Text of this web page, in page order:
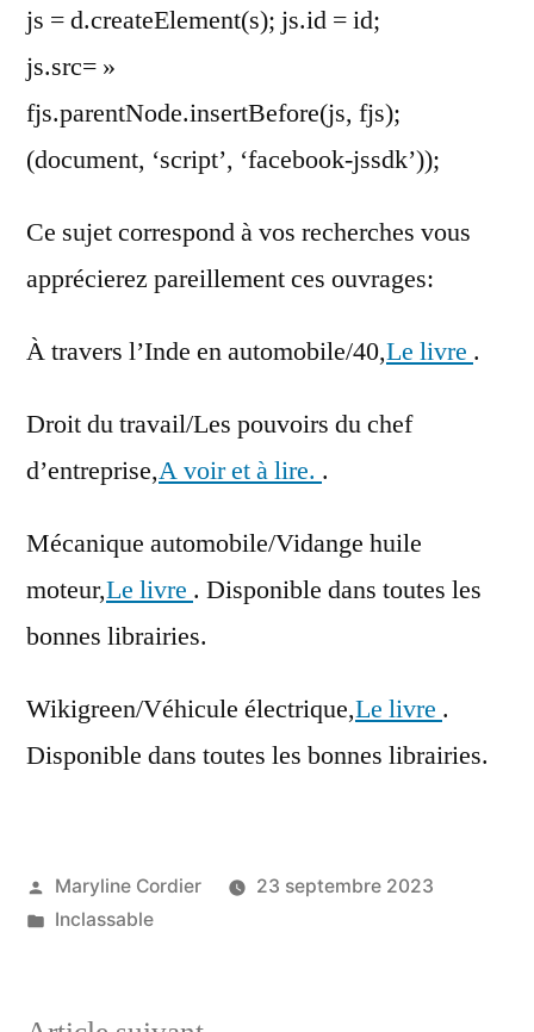
js = d.createElement(s); js.id = id;
js.src= »
fjs.parentNode.insertBefore(js, fjs);
(document, ‘script’, ‘facebook-jssdk’));
Ce sujet correspond à vos recherches vous
apprécierez pareillement ces ouvrages:
À travers l’Inde en automobile/40,Le livre .
Droit du travail/Les pouvoirs du chef
d’entreprise,A voir et à lire. .
Mécanique automobile/Vidange huile
moteur,Le livre . Disponible dans toutes les
bonnes librairies.
Wikigreen/Véhicule électrique,Le livre .
Disponible dans toutes les bonnes librairies.
Publié
par
Maryline Cordier
23 septembre 2023
Publié
Inclassable